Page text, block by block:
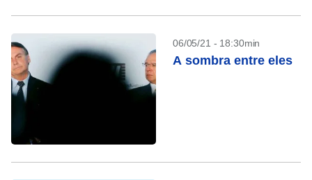
06/05/21 - 18:30min
A sombra entre eles